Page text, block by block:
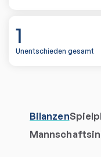
1
Unentschieden gesamt
Bilanzen